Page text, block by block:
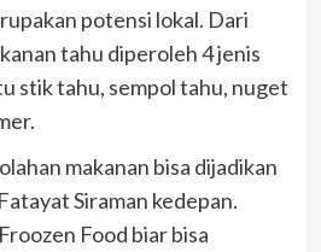
potensi lokal. Dari
tahu diperoleh 4 jenis
stik tahu, sempol tahu, nuget
makanan bisa dijadikan
Siraman kedepan.
Food biar bisa